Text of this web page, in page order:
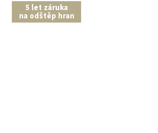
5 let záruka
na odštěp hran